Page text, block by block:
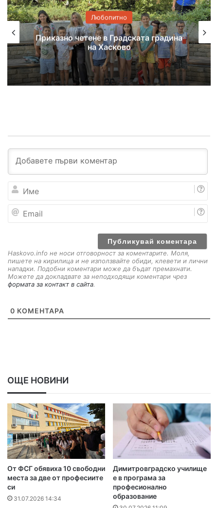
Любопитно
Приказно четене в Градската градина
на Хасково
е
a
Haskovo.info не носи отговорност за коментарите. Моля,
пишете на кирилица и не използвайте обиди, клевети и лични
нападки. Подобни коментари може да бъдат премахнати.
Можете да докладвате за неподходящи коментари чрез
формата за контакт в сайта.
0 КОМЕНТАРА
ОЩЕ НОВИНИ
От ФСГ обявиха 10 свободни
места за две от професиите
си
31.07.2026 14:34
Димитровградско училище
е в програма за
професионално
образование